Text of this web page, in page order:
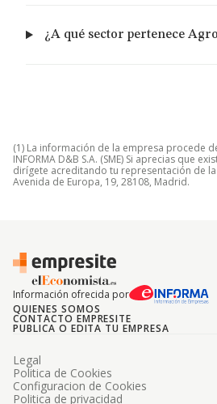
¿A qué sector pertenece
(1) La información de la empresa procede
INFORMA D&B S.A. (SME) Si aprecias que
dirígete acreditando tu representación de
Avenida de Europa, 19, 28108, Madrid.
Información ofrecida por
QUIENES SOMOS
CONTACTO EMPRESITE
PUBLICA O EDITA TU EMPRESA
Legal
Politica de Cookies
Configuracion de Cookies
Politica de privacidad